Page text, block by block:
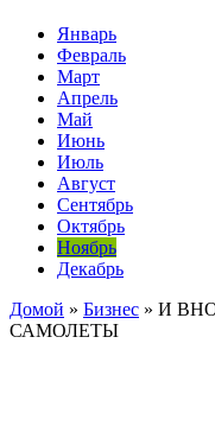
Январь
Февраль
Март
Апрель
Май
Июнь
Июль
Август
Сентябрь
Октябрь
Ноябрь
Декабрь
Домой » Бизнес » И
САМОЛЕТЫ